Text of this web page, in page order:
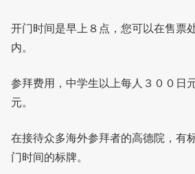
开门时间是早上８点，您可以在售票
内。
参拜费用，中学生以上每人３００日
元。
在接待众多海外参拜者的高德院，有
门时间的标牌。